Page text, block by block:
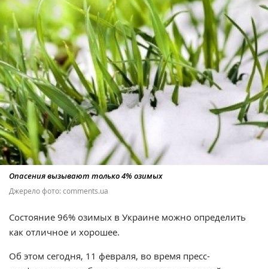
Опасения вызывают только 4% озимых
Джерело фото: comments.ua
Состояние 96% озимых в Украине можно определить
как отличное и хорошее.
Об этом сегодня, 11 февраля, во время пресс-